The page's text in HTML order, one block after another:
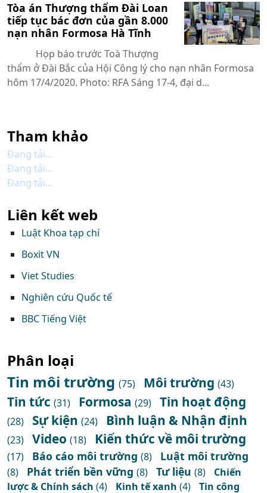
Tòa án Thượng thẩm Đài Loan
tiếp tục bác đơn của gần 8.000
nạn nhân Formosa Hà Tĩnh
Họp báo trước Toà Thượng
thẩm ở Đài Bắc của Hội Công lý cho nạn nhân Formosa
hôm 17/4/2020. Photo: RFA Sáng 17-4, đại d...
Tham khảo
Đang tải...
Đang tải...
Đang tải...
Liên kết web
Luật Khoa tạp chí
Boxit VN
Viet Studies
Nghiên cứu Quốc tế
BBC Tiếng Việt
Phân loại
Tin môi trường (75) Môi trường (43)
Tin tức (31) Formosa (29) Tin hoạt động
(28) Sự kiện (24) Bình luận & Nhận định
(23) Video (18) Kiến thức về môi trường
(17) Báo cáo môi trường (8) Luật môi trường
(8) Phát triển bền vững (8) Tư liệu (8)
Chiến
lược & Chính sách (4) Kinh tế xanh (4) Tin công